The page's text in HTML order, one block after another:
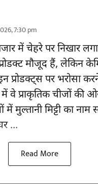
7:30 pm
मेंचेहरे पर निखार
मौजूद हैं, लेकिन
प्रोडक्ट्स पर भरोसा
वे प्राकृतिक चीजों की
में मुल्तानी मिट्टी का
...
Read More